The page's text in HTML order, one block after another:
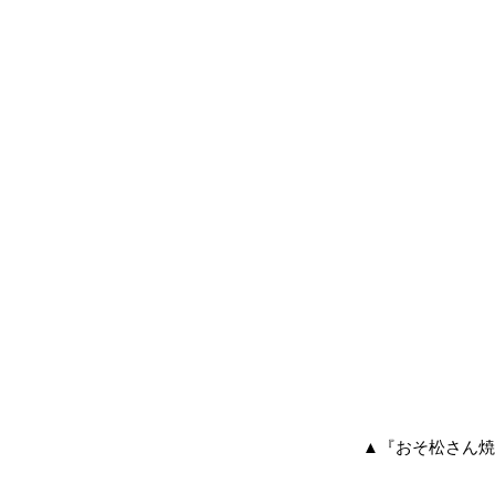
▲『おそ松さん